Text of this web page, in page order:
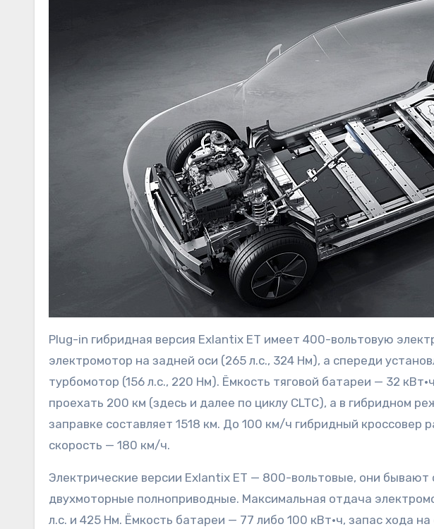
Plug-in гибридная версия Exlantix ET имеет 400-вольтовую
электромотор на задней оси (265 л.с., 324 Нм), а спереди
турбомотор (156 л.с., 220 Нм). Ёмкость тяговой батареи — 32
проехать 200 км (здесь и далее по циклу CLTC), а в гибридном
заправке составляет 1518 км. До 100 км/ч гибридный кроссовер
скорость — 180 км/ч.
Электрические версии Exlantix ET — 800-вольтовые, они
двухмоторные полноприводные. Максимальная отдача
л.с. и 425 Нм. Ёмкость батареи — 77 либо 100 кВт·ч, запас хода